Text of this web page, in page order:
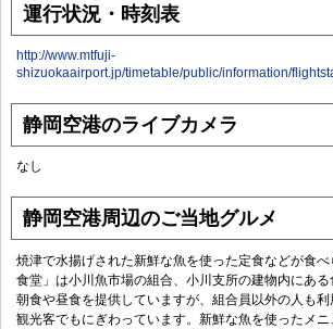
運行状況・時刻表
http://www.mtfuji-
shizuokaairport.jp/timetable/public/information/
静岡空港のライブカメラ
なし
静岡空港周辺のご当地グルメ
焼津で水揚げされた新鮮な魚を使った定食などが食
食堂」は小川魚市場の組合、小川支所の建物内にあ
朝食や昼食を提供していますが、組合員以外の人も
観光客でもにぎわっています。新鮮な魚を使ったメ